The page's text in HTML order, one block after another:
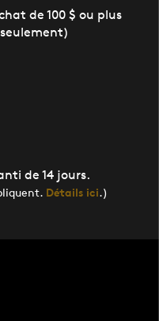
de 100 $ ou plus
de 14 jours.
Détails ici.)